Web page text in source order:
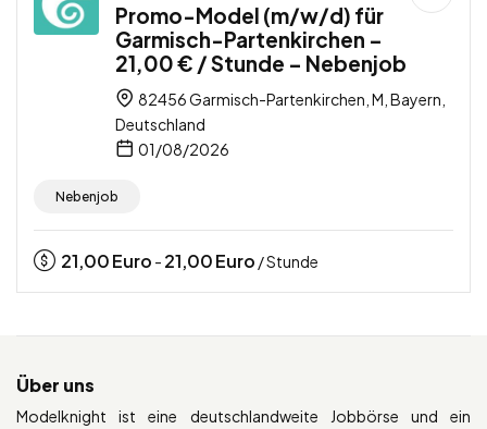
Promo-Model (m/w/d) für
Garmisch-Partenkirchen –
21,00 € / Stunde – Nebenjob
82456 Garmisch-Partenkirchen, M, Bayern,
Deutschland
01/08/2026
Nebenjob
21,00Euro - 21,00Euro / Stunde
Über uns
Modelknight ist eine deutschlandweite Jobbörse und ein